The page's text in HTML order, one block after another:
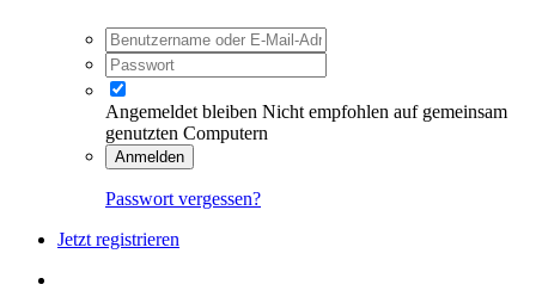
Angemeldet bleiben Nicht empfohlen auf gemeinsam
genutzten Computern
Anmelden
Passwort vergessen?
Jetzt registrieren